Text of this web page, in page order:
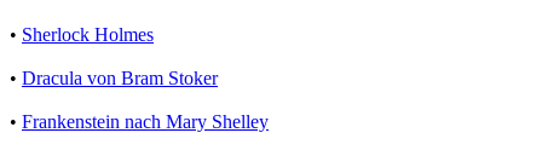
• Sherlock Holmes
• Dracula von Bram Stoker
• Frankenstein nach Mary Shelley